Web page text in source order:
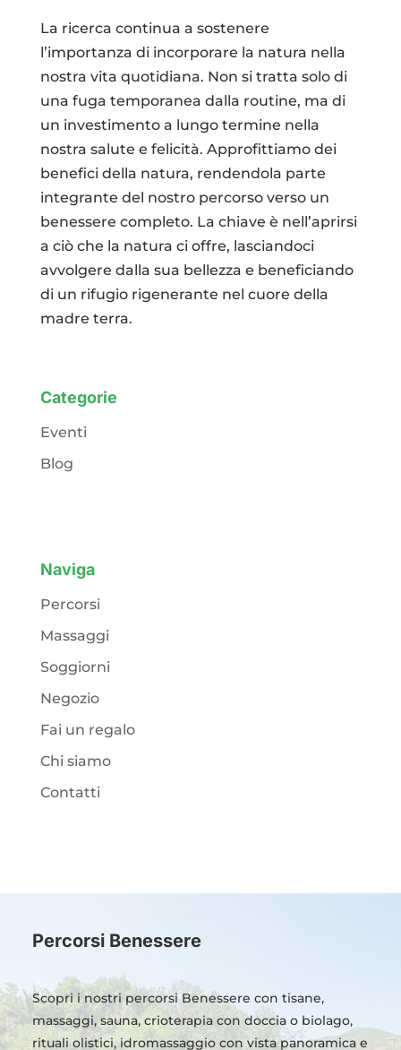
La ricerca continua a sostenere
l’importanza di incorporare la natura nella
nostra vita quotidiana. Non si tratta solo di
una fuga temporanea dalla routine, ma di
un investimento a lungo termine nella
nostra salute e felicità. Approfittiamo dei
benefici della natura, rendendola parte
integrante del nostro percorso verso un
benessere completo. La chiave è nell’aprirsi
a ciò che la natura ci offre, lasciandoci
avvolgere dalla sua bellezza e beneficiando
di un rifugio rigenerante nel cuore della
madre terra.
Categorie
Eventi
Blog
Naviga
Percorsi
Massaggi
Soggiorni
Negozio
Fai un regalo
Chi siamo
Contatti
Percorsi Benessere
Scopri i nostri percorsi Benessere con tisane,
massaggi, sauna, crioterapia con doccia o biolago,
rituali olistici, idromassaggio con vista panoramica e